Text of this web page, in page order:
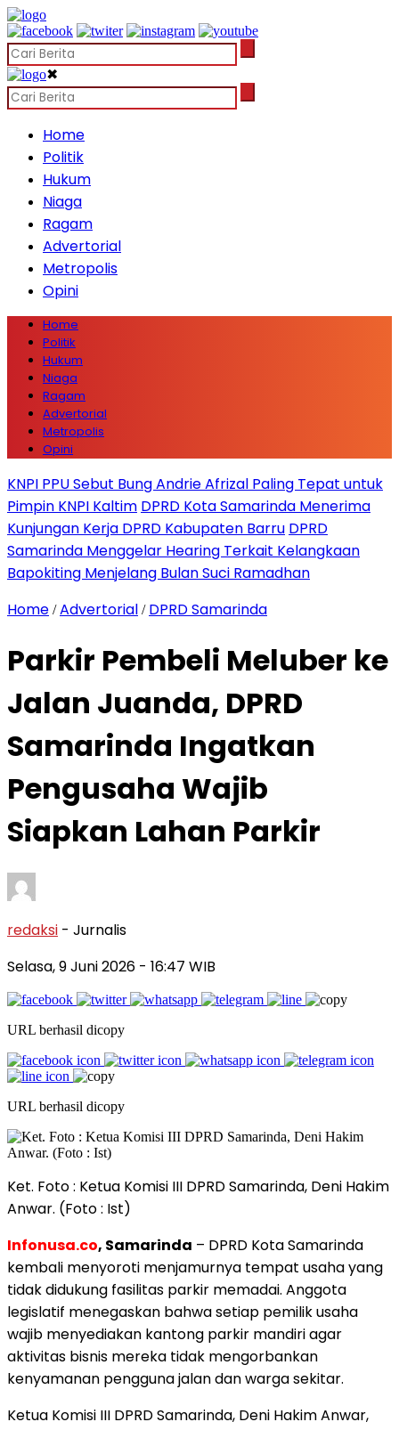
✖
Home
Politik
Hukum
Niaga
Ragam
Advertorial
Metropolis
Opini
Home
Politik
Hukum
Niaga
Ragam
Advertorial
Metropolis
Opini
KNPI PPU Sebut Bung Andrie Afrizal Paling Tepat untuk
Pimpin KNPI Kaltim DPRD Kota Samarinda Menerima
Kunjungan Kerja DPRD Kabupaten Barru DPRD
Samarinda Menggelar Hearing Terkait Kelangkaan
Bapokiting Menjelang Bulan Suci Ramadhan
Home /Advertorial / DPRD Samarinda
Parkir Pembeli Meluber ke
Jalan Juanda, DPRD
Samarinda Ingatkan
Pengusaha Wajib
Siapkan Lahan Parkir
redaksi - Jurnalis
Selasa, 9 Juni 2026 - 16:47 WIB
URL berhasil dicopy
URL berhasil dicopy
Ket. Foto : Ketua Komisi III DPRD Samarinda, Deni Hakim
Anwar. (Foto : Ist)
Infonusa.co, Samarinda – DPRD Kota Samarinda
kembali menyoroti menjamurnya tempat usaha yang
tidak didukung fasilitas parkir memadai. Anggota
legislatif menegaskan bahwa setiap pemilik usaha
wajib menyediakan kantong parkir mandiri agar
aktivitas bisnis mereka tidak mengorbankan
kenyamanan pengguna jalan dan warga sekitar.
Ketua Komisi III DPRD Samarinda, Deni Hakim Anwar,